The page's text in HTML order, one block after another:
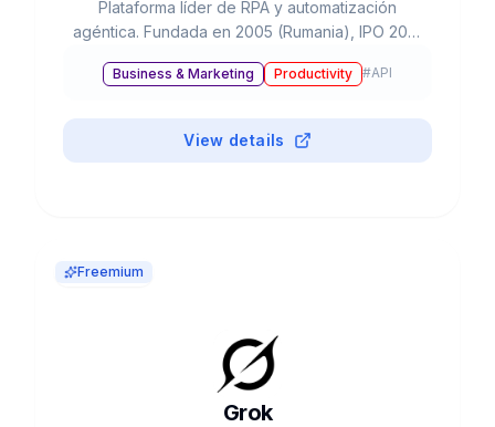
Plataforma líder de RPA y automatización
agéntica. Fundada en 2005 (Rumania), IPO 2021
años consecutivos. ARR $1.7B+. 10,800+
Business & Marketing Productivity #API
View details
Freemium
Grok